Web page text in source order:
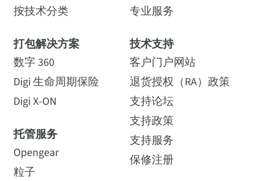
按技术分类
打包解决方案
数字 360
Digi 生命周期保险
Digi X-ON
托管服务
Opengear
粒子
专业服务
技术支持
客户门户网站
退货授权（RA）政策
支持论坛
支持政策
支持服务
保修注册